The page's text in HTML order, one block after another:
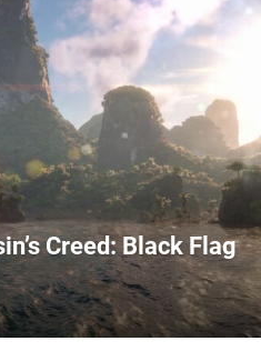
Creed: Black Flag